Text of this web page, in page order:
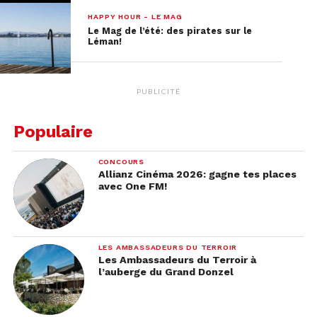
simplement de… son mari tatoueur!
HAPPY HOUR - LE MAG
Le Mag de l’été: des pirates sur le
Léman!
PUBLICITÉ
Populaire
CONCOURS
Allianz Cinéma 2026: gagne tes places
avec One FM!
LES AMBASSADEURS DU TERROIR
Les Ambassadeurs du Terroir à
l’auberge du Grand Donzel